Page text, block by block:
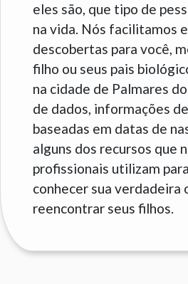
eles são, que tipo de
na vida. Nós facilitamos
descobertas para você,
filho ou seus pais
na cidade de Palmares do
de dados, informações
baseadas em datas de
alguns dos recursos que
profissionais utilizam
conhecer sua verdadeira
reencontrar seus filhos.